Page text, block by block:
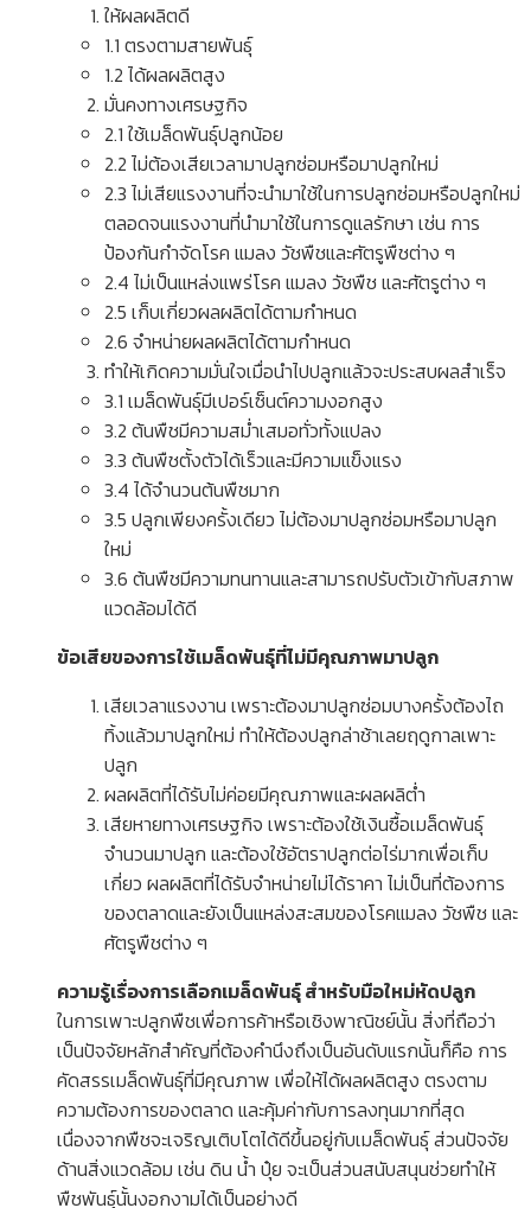
ให้ผลผลิตดี
1.1 ตรงตามสายพันธุ์
1.2 ได้ผลผลิตสูง
มั่นคงทางเศรษฐกิจ
2.1 ใช้เมล็ดพันธุ์ปลูกน้อย
2.2 ไม่ต้องเสียเวลามาปลูกซ่อมหรือมาปลูกใหม่
2.3 ไม่เสียแรงงานที่จะนำมาใช้ในการปลูกซ่อมหรือปลูกใหม่
ตลอดจนแรงงานที่นำมาใช้ในการดูแลรักษา เช่น การ
ป้องกันกำจัดโรค แมลง วัชพืชและศัตรูพืชต่าง ๆ
2.4 ไม่เป็นแหล่งแพร่โรค แมลง วัชพืช และศัตรูต่าง ๆ
2.5 เก็บเกี่ยวผลผลิตได้ตามกำหนด
2.6 จำหน่ายผลผลิตได้ตามกำหนด
ทำให้เกิดความมั่นใจเมื่อนำไปปลูกแล้วจะประสบผลสำเร็จ
3.1 เมล็ดพันธุ์มีเปอร์เซ็นต์ความงอกสูง
3.2 ต้นพืชมีความสม่ำเสมอทั่วทั้งแปลง
3.3 ต้นพืชตั้งตัวได้เร็วและมีความแข็งแรง
3.4 ได้จำนวนต้นพืชมาก
3.5 ปลูกเพียงครั้งเดียว ไม่ต้องมาปลูกซ่อมหรือมาปลูก
ใหม่
3.6 ต้นพืชมีความทนทานและสามารถปรับตัวเข้ากับสภาพ
แวดล้อมได้ดี
ข้อเสียของการใช้เมล็ดพันธุ์ที่ไม่มีคุณภาพมาปลูก
เสียเวลาแรงงาน เพราะต้องมาปลูกซ่อมบางครั้งต้องไถ
ทิ้งแล้วมาปลูกใหม่ ทำให้ต้องปลูกล่าช้าเลยฤดูกาลเพาะ
ปลูก
ผลผลิตที่ได้รับไม่ค่อยมีคุณภาพและผลผลิต่ำ
เสียหายทางเศรษฐกิจ เพราะต้องใช้เงินซื้อเมล็ดพันธุ์
จำนวนมาปลูก และต้องใช้อัตราปลูกต่อไร่มากเพื่อเก็บ
เกี่ยว ผลผลิตที่ได้รับจำหน่ายไม่ได้ราคา ไม่เป็นที่ต้องการ
ของตลาดและยังเป็นแหล่งสะสมของโรคแมลง วัชพืช และ
ศัตรูพืชต่าง ๆ
ความรู้เรื่องการเลือกเมล็ดพันธุ์ สำหรับมือใหม่หัดปลูก
ในการเพาะปลูกพืชเพื่อการค้าหรือเชิงพาณิชย์นั้น สิ่งที่ถือว่า
เป็นปัจจัยหลักสำคัญที่ต้องคำนึงถึงเป็นอันดับแรกนั้นก็คือ การ
คัดสรรเมล็ดพันธุ์ที่มีคุณภาพ เพื่อให้ได้ผลผลิตสูง ตรงตาม
ความต้องการของตลาด และคุ้มค่ากับการลงทุนมากที่สุด
เนื่องจากพืชจะเจริญเติบโตได้ดีขึ้นอยู่กับเมล็ดพันธุ์ ส่วนปัจจัย
ด้านสิ่งแวดล้อม เช่น ดิน น้ำ ปุ๋ย จะเป็นส่วนสนับสนุนช่วยทำให้
พืชพันธุ์นั้นงอกงามได้เป็นอย่างดี